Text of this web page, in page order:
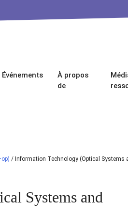
Événements
À propos
de
/ Information Technology (Optical Systems
Systems and